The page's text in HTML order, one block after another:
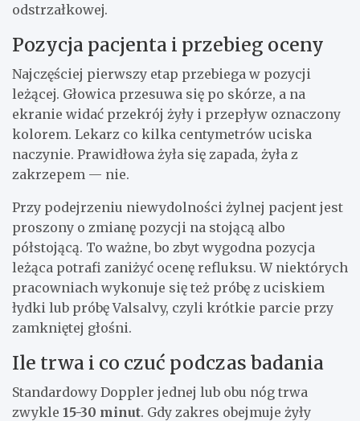
odstrzałkowej.
Pozycja pacjenta i przebieg oceny
Najczęściej pierwszy etap przebiega w pozycji
leżącej. Głowica przesuwa się po skórze, a na
ekranie widać przekrój żyły i przepływ oznaczony
kolorem. Lekarz co kilka centymetrów uciska
naczynie. Prawidłowa żyła się zapada, żyła z
zakrzepem — nie.
Przy podejrzeniu niewydolności żylnej pacjent jest
proszony o zmianę pozycji na stojącą albo
półstojącą. To ważne, bo zbyt wygodna pozycja
leżąca potrafi zaniżyć ocenę refluksu. W niektórych
pracowniach wykonuje się też próbę z uciskiem
łydki lub próbę Valsalvy, czyli krótkie parcie przy
zamkniętej głośni.
Ile trwa i co czuć podczas badania
Standardowy Doppler jednej lub obu nóg trwa
zwykle 15-30 minut. Gdy zakres obejmuje żyły